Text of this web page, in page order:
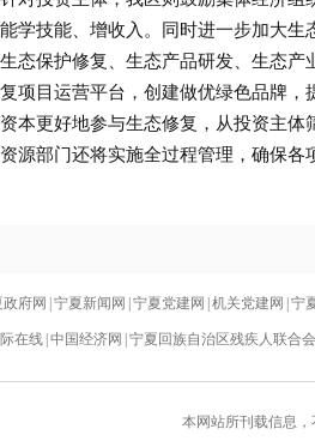
学技能、增收入。同时进一步加大
态保护修复、生态产品研发、生态产
项目运营平台，创建做优绿色品牌，
更好地参与生态修复，从投资主体
源部门还将实施全过程管理，确保
府网 宁夏新闻网 宁夏党建网 机关党建网 宁
在线 中国经济网 宁夏回族自治区残疾人联合会
本网站所刊载信息，